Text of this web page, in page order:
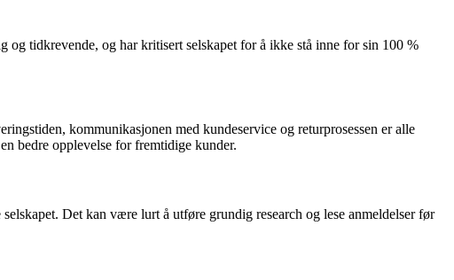
og tidkrevende, og har kritisert selskapet for å ikke stå inne for sin 100 %
kommunikasjonen med kundeservice og returprosessen er alle
bedre opplevelse for fremtidige kunder.
Det kan være lurt å utføre grundig research og lese anmeldelser før